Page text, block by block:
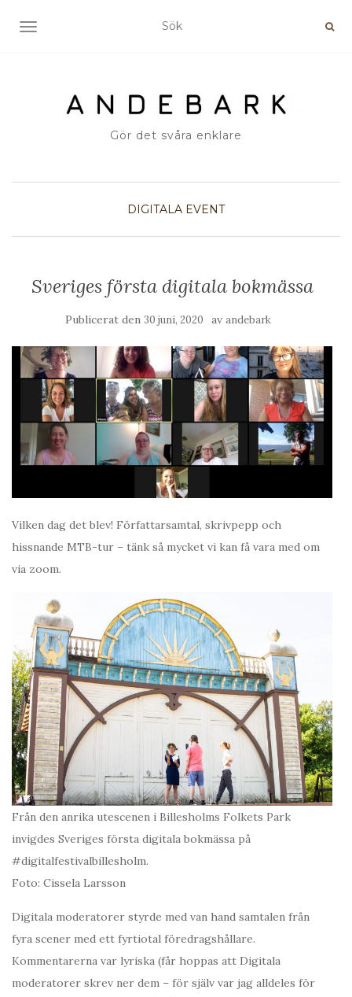
SLÅ PÅ/AV NAVIGERING
Gör det svåra enklare
DIGITALA EVENT
Sveriges första digitala bokmässa
Publicerat den 30 juni, 2020 av andebark
Vilken dag det blev! Författarsamtal, skrivpepp och
hissnande MTB-tur – tänk så mycket vi kan få vara med om
via zoom.
Från den anrika utescenen i Billesholms Folkets Park
invigdes Sveriges första digitala bokmässa på
#digitalfestivalbillesholm.
Foto: Cissela Larsson
Digitala moderatorer styrde med van hand samtalen från
fyra scener med ett fyrtiotal föredragshållare.
Kommentarerna var lyriska (får hoppas att Digitala
moderatorer skrev ner dem – för själv var jag alldeles för